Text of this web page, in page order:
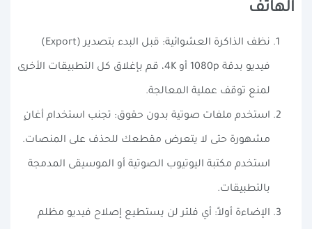
الهاتف
نظف الذاكرة العشوائية: قبل البدء بتصدير (Export)
فيديو بدقة 1080p أو 4K، قم بإغلاق كل التطبيقات الأخرى
لمنع توقف عملية المعالجة.
استخدم ملفات صوتية بدون حقوق: تجنب استخدام أغانٍ
مشهورة حتى لا يتعرض مقطعك للحذف على المنصات.
استخدم مكتبة اليوتيوب الصوتية أو الموسيقى المدمجة
بالتطبيقات.
الإضاءة أولاً: أي فلتر لن يستطيع إصلاح فيديو مظلم